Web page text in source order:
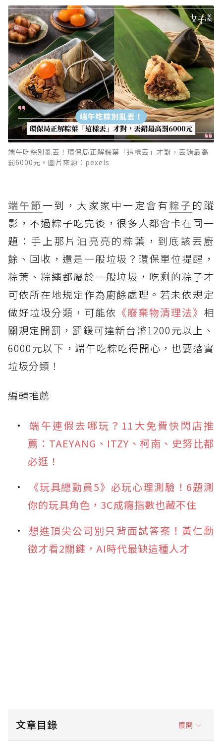
端午吃粽別亂丟！環保局正解粽葉「這樣丟」才對，丟錯最高
罰6000元。圖片來源：pexels
端午節一到，大家家中一定會有粽子的蹤
影，不過粽子吃完後，很多人都會卡在同一
題：手上那片油亮亮的粽葉，到底該丟廚
餘、回收，還是一般垃圾？環保單位提醒，
粽葉、粽繩都屬於一般垃圾，吃剩的粽子才
可依所在地規定作為廚餘處理。若未依規定
做好垃圾分類，可能依 《廢棄物清理法》 相
關規定開罰，罰鍰可達新台幣1200元以上、
6000元以下，端午吃粽吃得開心，也要落實
垃圾分類！
編輯推薦
端午連假去哪玩？11大免費快閃店推
薦：TAEYANG、ITZY、柯南、史努比都
必逛！
《玩具總動員5》必玩心理測驗！6題測
你的玩具角色，3C成癮指數也藏不住
想進頂尖公司別只背面試答案！黃仁勳
徵才看2關鍵，AI時代最缺這種人才
文章目錄 展開